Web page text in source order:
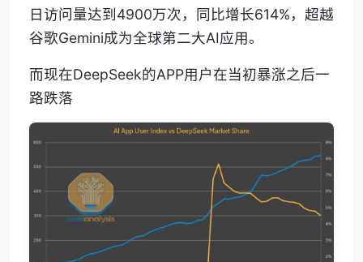
日访问量达到4900万次，同比增长614%，超越
谷歌Gemini成为全球第二大AI应用。
而现在DeepSeek的APP用户在当初暴涨之后一
路跌落